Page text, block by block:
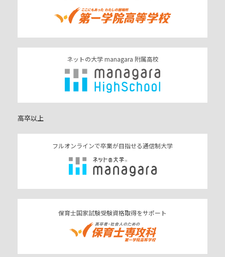
ネットの大学 managara 附属高校
高卒以上
フルオンラインで卒業が目指せる通信制大学
保育士国家試験受験資格取得をサポート